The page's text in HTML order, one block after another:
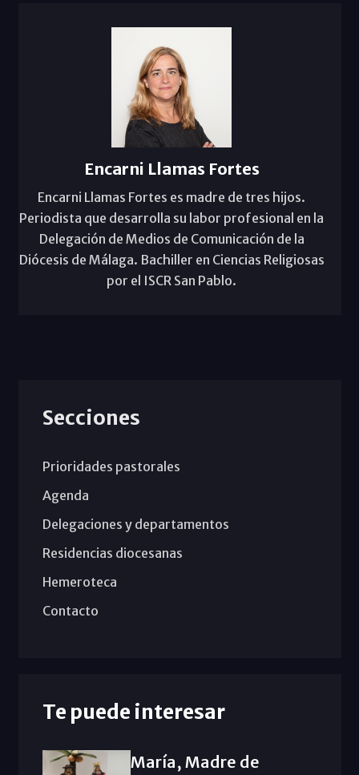
Encarni Llamas Fortes
Encarni Llamas Fortes es madre de tres hijos.
Periodista que desarrolla su labor profesional en la
Delegación de Medios de Comunicación de la
Diócesis de Málaga. Bachiller en Ciencias Religiosas
por el ISCR San Pablo.
Secciones
Prioridades pastorales
Agenda
Delegaciones y departamentos
Residencias diocesanas
Hemeroteca
Contacto
Te puede interesar
María, Madre de